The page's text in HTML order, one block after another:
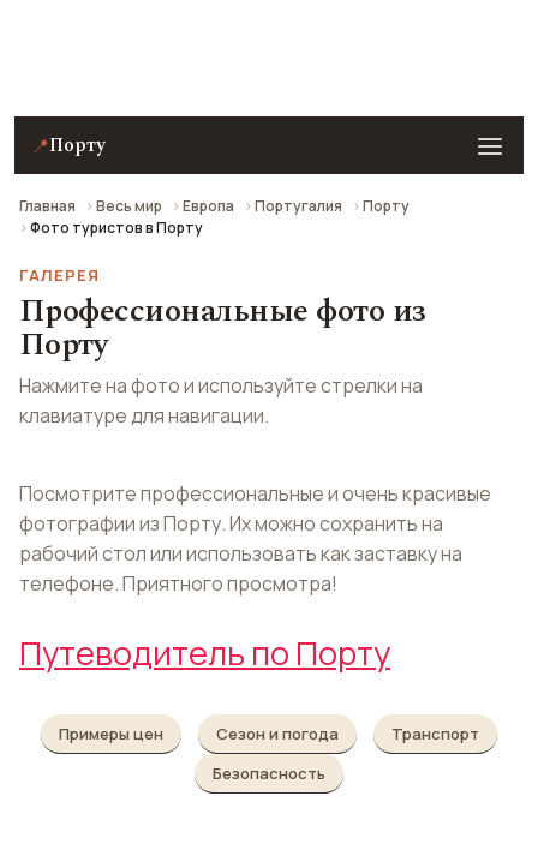
📍Порту
Главная Весь мир Европа Португалия
Порту
Фото туристов в Порту
ГАЛЕРЕЯ
Профессиональные фото из
Порту
Нажмите на фото и используйте стрелки на
клавиатуре для навигации.
Посмотрите профессиональные и очень красивые
фотографии из Порту. Их можно сохранить на
рабочий стол или использовать как заставку на
телефоне. Приятного просмотра!
Путеводитель по Порту
Примеры цен Сезон и погода
Транспорт
Безопасность